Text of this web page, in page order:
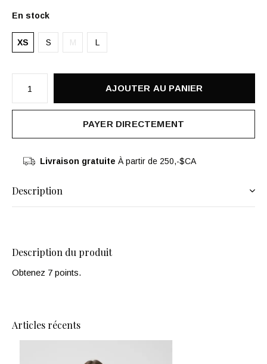
En stock
XS S M L
AJOUTER AU PANIER
PAYER DIRECTEMENT
Livraison gratuite À partir de 250,-$CA
Description
Description du produit
Obtenez 7 points.
Articles récents